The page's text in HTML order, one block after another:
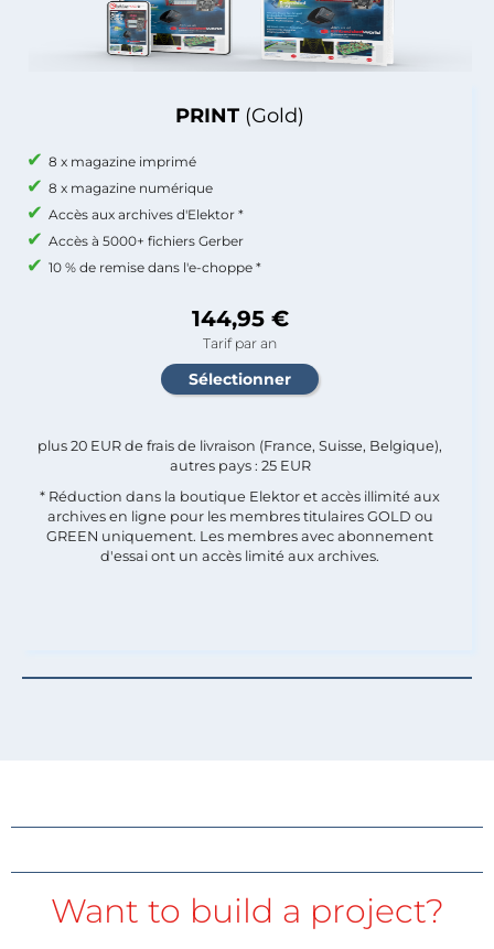
PRINT (Gold)
8 x magazine imprimé
8 x magazine numérique
Accès aux archives d'Elektor *
Accès à 5000+ fichiers Gerber
10 % de remise dans l'e-choppe *
144,95 €
Tarif par an
plus 20 EUR de frais de livraison (France, Suisse, Belgique),
autres pays : 25 EUR
* Réduction dans la boutique Elektor et accès illimité aux
archives en ligne pour les membres titulaires GOLD ou
GREEN uniquement. Les membres avec abonnement
d'essai ont un accès limité aux archives.
Want to build a project?